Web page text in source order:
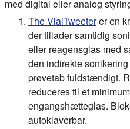
med digital eller analog
The VialTweeterer en
der tillader samtidig
eller reagensglas med
den indirekte
prøvetab fuldstændigt.
reduceres til et
engangshætteglas.
autoklaverbar.